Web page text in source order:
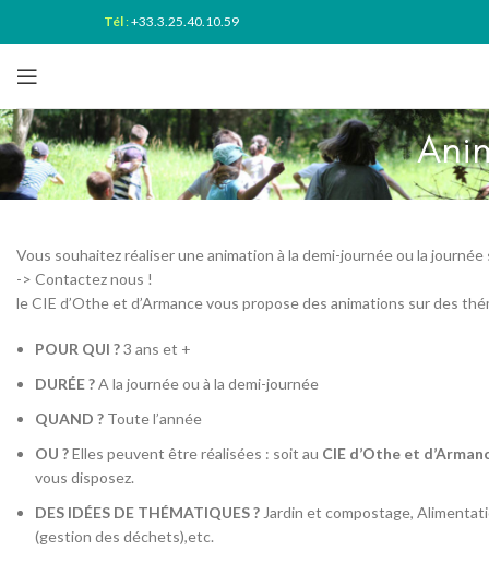
Tél:+33.3.25.40.10.59
Vous souhaitez réaliser une animation à la demi-journée ou la
-> Contactez nous !
le CIE d’Othe et d’Armance vous propose des animations sur des
POUR QUI ?3 ans et +
DURÉE ?A la journée ou à la demi-journée
QUAND ? Toute l’année
OU ?Elles peuvent être réalisées : soit au CIE d’Othe et
vous disposez.
DES IDÉES DE THÉMATIQUES ? Jardin et compostage,
(gestion des déchets),etc.